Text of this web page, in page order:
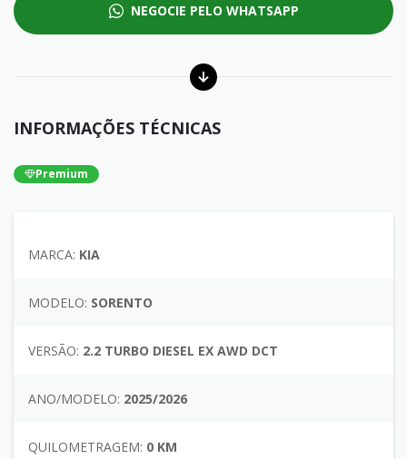
NEGOCIE PELO WHATSAPP
INFORMAÇÕES TÉCNICAS
Premium
MARCA: KIA
MODELO: SORENTO
VERSÃO: 2.2 TURBO DIESEL EX AWD DCT
ANO/MODELO: 2025/2026
QUILOMETRAGEM: 0 KM